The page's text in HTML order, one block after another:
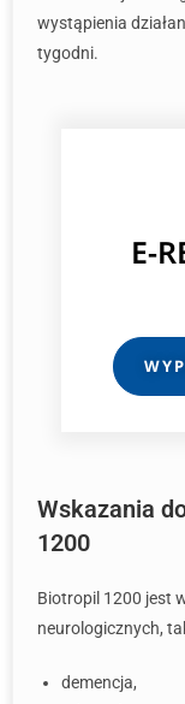
wystąpienia
tygodni.
E-
Wskazania
1200
Biotropil 1200 jest
neurologicznych,
demencja,